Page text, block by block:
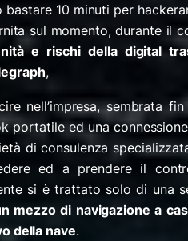
bastare 10 minuti per
sul momento, durante il
e rischi della digital
,
nell’impresa, sembrata
portatile ed una
di consulenza
ed a prendere il
si è trattato solo di una
mezzo di navigazione a
della nave.